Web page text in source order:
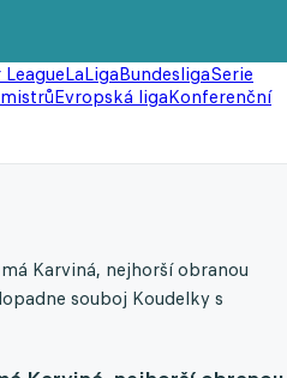
LaLigaBundesligaSerie
Evropská ligaKonferenční
Karviná, nejhorší obranou
souboj Koudelky s